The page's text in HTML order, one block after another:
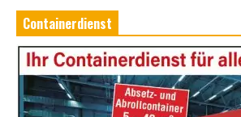
Containerdienst